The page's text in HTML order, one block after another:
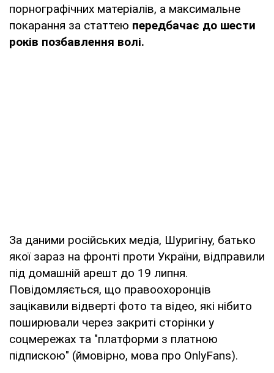
порнографічних матеріалів, а максимальне
покарання за статтею передбачає до шести
років позбавлення волі.
За даними російських медіа, Шуригіну, батько
якої зараз на фронті проти України, відправили
під домашній арешт до 19 липня.
Повідомляється, що правоохоронців
зацікавили відверті фото та відео, які нібито
поширювали через закриті сторінки у
соцмережах та "платформи з платною
підпискою" (ймовірно, мова про OnlyFans).